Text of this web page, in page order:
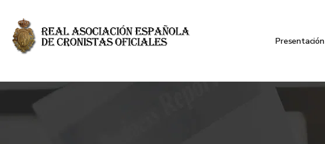
Presentación